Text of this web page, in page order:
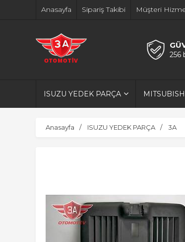
Anasayfa Sipariş Takibi Müşteri
256
ISUZU YEDEK PARÇA
Anasayfa ISUZU YEDEK PARÇA 3A